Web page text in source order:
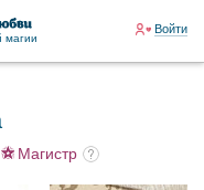
магии
Войти
Магистр